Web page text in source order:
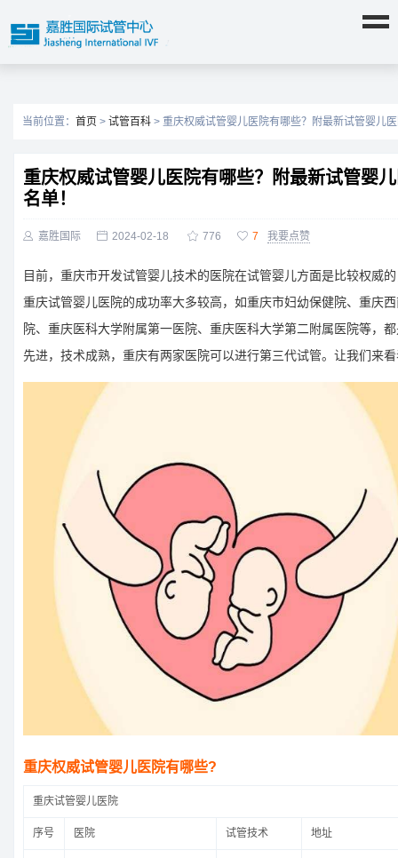
当前位置： 首页 > 试管百科 > 重庆权威试管婴儿医院有哪些？附最新试管婴儿
重庆权威试管婴儿医院有哪些？附最新试管婴
名单！
 嘉胜国际  2024-02-18  776  7 我要点赞
目前，重庆市开发试管婴儿技术的医院在试管婴儿方面是比较权威
重庆试管婴儿医院的成功率大多较高，如重庆市妇幼保健院、重庆
院、重庆医科大学附属第一医院、重庆医科大学第二附属医院等，
先进，技术成熟，重庆有两家医院可以进行第三代试管。让我们来
重庆权威试管婴儿医院有哪些?
重庆试管婴儿医院
序号 医院 试管技术 地址